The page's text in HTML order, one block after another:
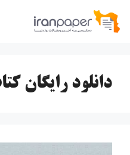
پرش
دانلود رایگان